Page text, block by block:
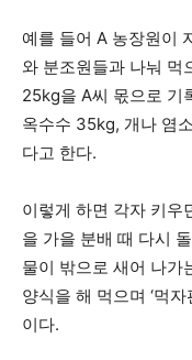
예를 들어 A 농장원이
와 분조원들과 나눠 먹
25kg을 A씨 몫으로 기
옥수수 35kg, 개나 염
다고 한다.
이렇게 하면 각자 키우
을 가을 분배 때 다시
물이 밖으로 새어 나가
양식을 해 먹으며 ‘먹
이다.